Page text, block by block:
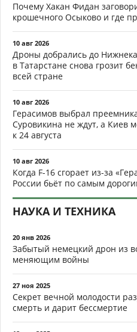
Почему Хакан Фидан
крошечного Осыково и где
10 авг 2026
Дроны добрались до
в Татарстане снова грозит
всей стране
10 авг 2026
Герасимов выбрал
Суровикина не ждут, а Киев
к 24 августа
10 авг 2026
Когда F-16 сгорает из-за
России бьёт по самым
НАУКА И ТЕХНИКА
20 янв 2026
Забытый немецкий дрон из
меняющим войны
27 ноя 2025
Секрет вечной молодости
смерть и дарит бессмертие